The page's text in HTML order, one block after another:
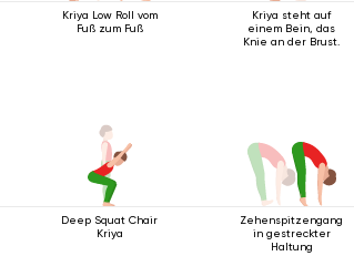
Kriya Low Roll vom
Fuß zum Fuß
Kriya steht auf
einem Bein, das
Knie an der Brust.
Deep Squat Chair
Kriya
Zehenspitzengang
in gestreckter
Haltung